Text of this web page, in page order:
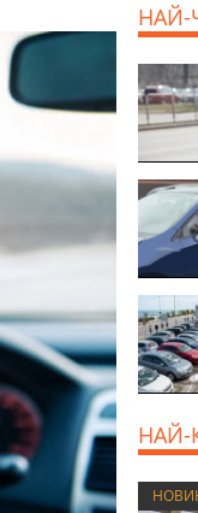
НАЙ-
НАЙ-